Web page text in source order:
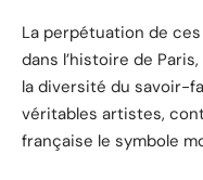
La perpétuation de
dans l’histoire de
la diversité du savoir-
véritables artistes,
française le symbole